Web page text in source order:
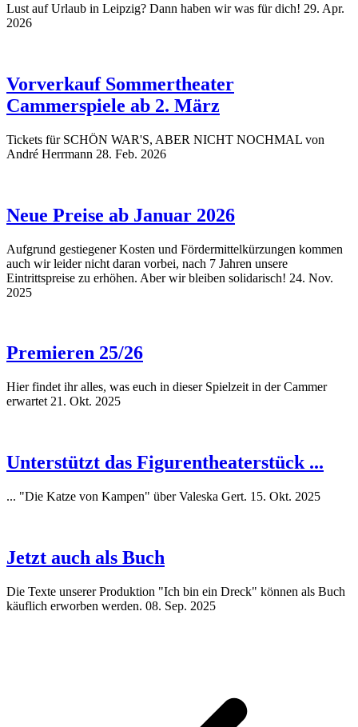
Lust auf Urlaub in Leipzig? Dann haben wir was für dich! 29. Apr.
2026
Vorverkauf Sommertheater
Cammerspiele ab 2. März
Tickets für SCHÖN WAR'S, ABER NICHT NOCHMAL von
André Herrmann 28. Feb. 2026
Neue Preise ab Januar 2026
Aufgrund gestiegener Kosten und Fördermittelkürzungen kommen
auch wir leider nicht daran vorbei, nach 7 Jahren unsere
Eintrittspreise zu erhöhen. Aber wir bleiben solidarisch! 24. Nov.
2025
Premieren 25/26
Hier findet ihr alles, was euch in dieser Spielzeit in der Cammer
erwartet 21. Okt. 2025
Unterstützt das Figurentheaterstück ...
... "Die Katze von Kampen" über Valeska Gert. 15. Okt. 2025
Jetzt auch als Buch
Die Texte unserer Produktion "Ich bin ein Dreck" können als Buch
käuflich erworben werden. 08. Sep. 2025